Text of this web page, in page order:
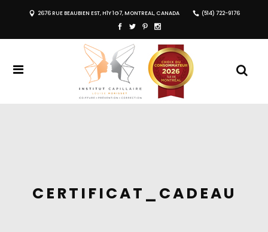
2676 RUE BEAUBIEN EST, H1Y 1G7, MONTREAL, CANADA (514) 722-9176
CERTIFICAT_CADEAU